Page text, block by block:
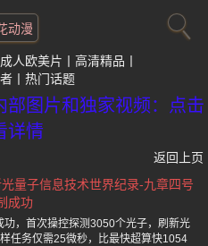
动漫
成人欧美片
高清精品
热门话题
部图片和独家视频：点击
详情
返回上页
量子信息技术世界纪录-九章四号
成功
功，首次操控探测3050个光子，刷新光
任务仅需25微秒，比最快超算快1054